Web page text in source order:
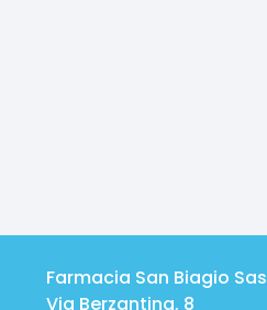
Farmacia San Biagio Sas
Via Berzantina, 8